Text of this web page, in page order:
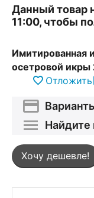
Данный товар
11:00, чтобы
Имитированная
осетровой икры
Отложить
Хочу дешевле!